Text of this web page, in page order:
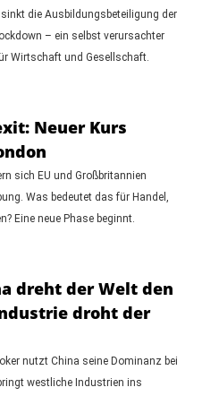
die Ausbildungsbeteiligung der
– ein selbst verursachter
Wirtschaft und Gesellschaft.
Neuer Kurs
sich EU und Großbritannien
Was bedeutet das für Handel,
Eine neue Phase beginnt.
dreht der Welt den
droht der
nutzt China seine Dominanz bei
westliche Industrien ins